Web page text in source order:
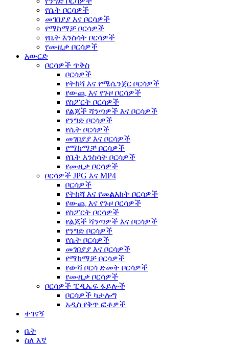
የሴት ቦርሳዎች
መገበያያ እና ቦርሳዎች
የማከማቻ ቦርሳዎች
የቤት እንስሳት ቦርሳዎች
የሙዚቃ ቦርሳዎች
አውርድ
ቦርሳዎች ጥቅስ
ቦርሳዎች
የትከሻ እና የሜሴንጀር ቦርሳዎች
የውጪ እና የጉዞ ቦርሳዎች
የስፖርት ቦርሳዎች
የልጆች ሻንጣዎች እና ቦርሳዎች
የንግድ ቦርሳዎች
የሴት ቦርሳዎች
መገበያያ እና ቦርሳዎች
የማከማቻ ቦርሳዎች
የቤት እንስሳት ቦርሳዎች
የሙዚቃ ቦርሳዎች
ቦርሳዎች JPG እና MP4
ቦርሳዎች
የትከሻ እና የመልእክት ቦርሳዎች
የውጪ እና የጉዞ ቦርሳዎች
የስፖርት ቦርሳዎች
የልጆች ሻንጣዎች እና ቦርሳዎች
የንግድ ቦርሳዎች
የሴት ቦርሳዎች
መገበያያ እና ቦርሳዎች
የማከማቻ ቦርሳዎች
የውሻ ቦርሳ ድመት ቦርሳዎች
የሙዚቃ ቦርሳዎች
ቦርሳዎች ፒዲኤፍ ፋይሎች
ቦርሳዎች ካታሎግ
አዲስ የቅጥ ፎቶዎች
ተገናኝ
ቤት
ስለ እኛ